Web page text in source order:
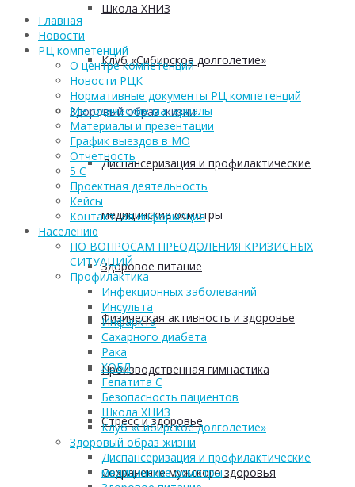
Школа ХНИЗ
Клуб «Сибирское долголетие»
Здоровый образ жизни
Диспансеризация и профилактические
медицинские осмотры
Здоровое питание
Физическая активность и здоровье
Производственная гимнастика
Стресс и здоровье
Сохранение мужского здоровья
Главная
Новости
РЦ компетенций
О центре компетенций
Новости РЦК
Нормативные документы РЦ компетенций
Методические материалы
Материалы и презентации
График выездов в МО
Отчетность
5 С
Проектная деятельность
Кейсы
Контактная информация
Населению
ПО ВОПРОСАМ ПРЕОДОЛЕНИЯ КРИЗИСНЫХ
СИТУАЦИЙ
Профилактика
Инфекционных заболеваний
Инсульта
Инфаркта
Сахарного диабета
Рака
ХОБЛ
Гепатита С
Безопасность пациентов
Школа ХНИЗ
Клуб «Сибирское долголетие»
Здоровый образ жизни
Диспансеризация и профилактические
медицинские осмотры